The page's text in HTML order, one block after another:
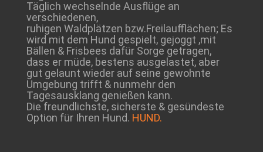
Täglich wechselnde Ausflüge an
verschiedenen,
ruhigen Waldplätzen bzw.Freilaufflächen; Es
wird mit dem Hund gespielt, gejoggt ,mit
Bällen & Frisbees dafür Sorge getragen,
dass er müde, bestens ausgelastet, aber
gut gelaunt wieder auf seine gewohnte
Umgebung trifft & nunmehr den
Tagesausklang genießen kann.
Die freundlichste, sicherste & gesündeste
Option für Ihren Hund. HUND.